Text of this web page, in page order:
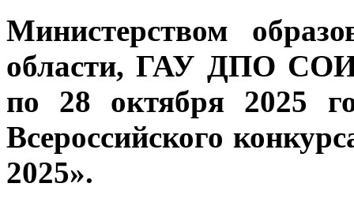
Министерством
области, ГАУ ДПО
по 28 октября 2025
Всероссийского
2025».